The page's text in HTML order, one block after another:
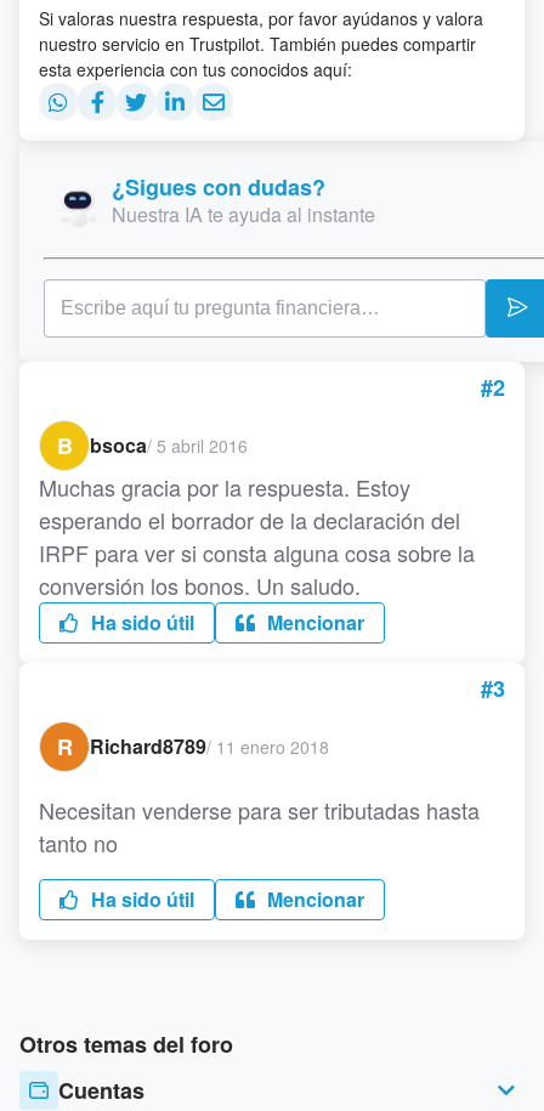
Si valoras nuestra respuesta, por favor ayúdanos y valora
nuestro servicio en Trustpilot. También puedes compartir
esta experiencia con tus conocidos aquí:
¿Sigues con dudas?
Nuestra IA te ayuda al instante
#2
B
bsoca/ 5 abril 2016
Muchas gracia por la respuesta. Estoy
esperando el borrador de la declaración del
IRPF para ver si consta alguna cosa sobre la
conversión los bonos. Un saludo.
Ha sido útil Mencionar
#3
R
Richard8789/ 11 enero 2018
Necesitan venderse para ser tributadas hasta
tanto no
Ha sido útil Mencionar
Otros temas del foro
Cuentas